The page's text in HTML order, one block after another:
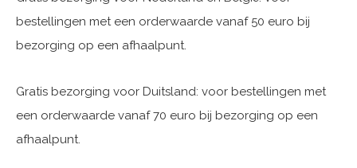
bestellingen met een orderwaarde vanaf 50 euro bij
bezorging op een afhaalpunt.
Gratis bezorging voor Duitsland: voor bestellingen met
een orderwaarde vanaf 70 euro bij bezorging op een
afhaalpunt.